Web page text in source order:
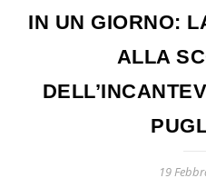
IN UN GIORNO:
ALLA
19